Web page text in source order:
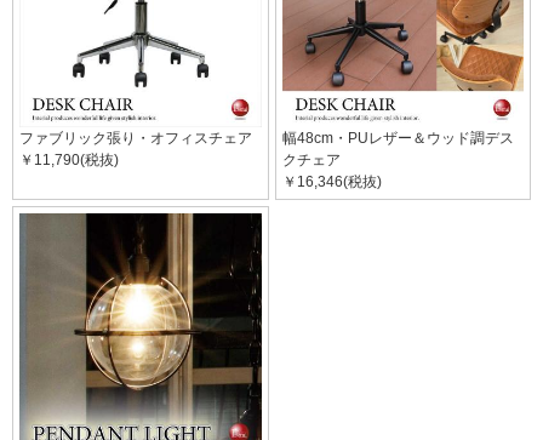
ファブリック張り・オフィスチェア
￥11,790(税抜)
幅48cm・PUレザー＆ウッド調デス
クチェア
￥16,346(税抜)